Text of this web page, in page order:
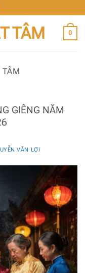
TÂM 0
GIÊNG NĂM
VĂN LỢI